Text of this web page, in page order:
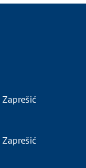
Zaprešić
Zaprešić